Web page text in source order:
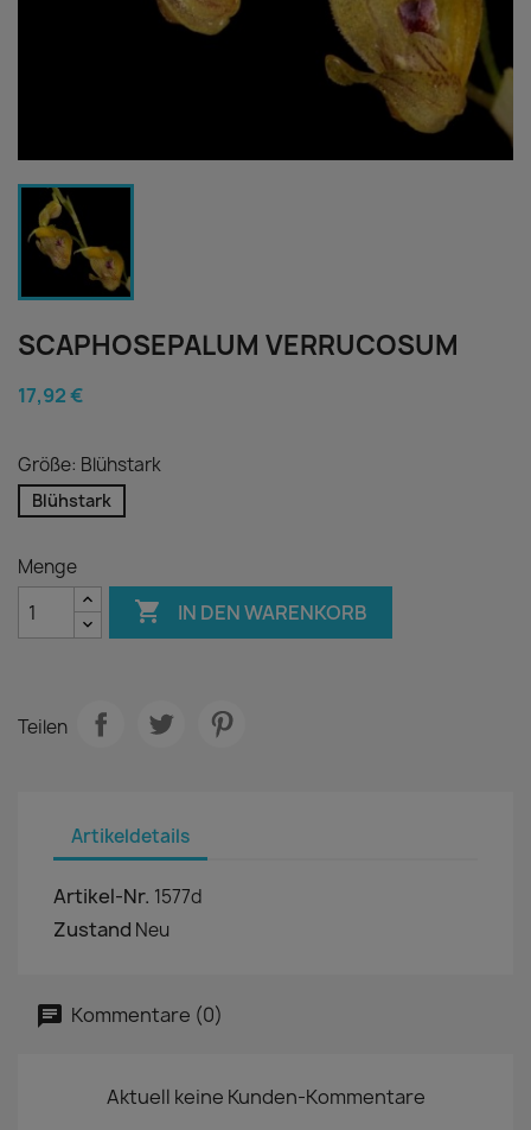
SCAPHOSEPALUM VERRUCOSUM
17,92 €
Größe: Blühstark
Blühstark
Menge
 IN DEN WARENKORB
Teilen
Artikeldetails
Artikel-Nr. 1577d
Zustand Neu
Kommentare (0)
Aktuell keine Kunden-Kommentare